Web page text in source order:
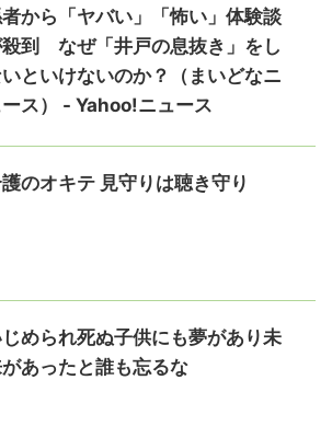
から「ヤバい」「怖い」体験談
到 なぜ「井戸の息抜き」をし
といけないのか？（まいどなニ
ース） - Yahoo!ニュース
のオキテ 見守りは聴き守り
められ死ぬ子供にも夢があり未
あったと誰も忘るな